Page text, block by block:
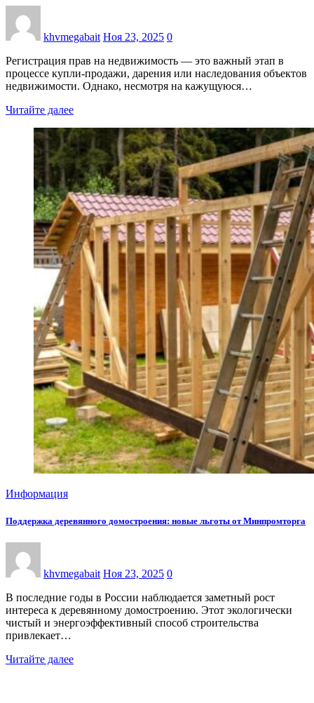
khvmegabait Ноя 23, 2025 0
Регистрация прав на недвижимость — это важный этап в
процессе купли-продажи, дарения или наследования объектов
недвижимости. Однако, несмотря на кажущуюся…
Читайте далее
Информация
Поддержка деревянного домостроения: новые льготы от Минпромторга
khvmegabait Ноя 23, 2025 0
В последние годы в России наблюдается заметный рост
интереса к деревянному домостроению. Этот экологически
чистый и энергоэффективный способ строительства
привлекает…
Читайте далее